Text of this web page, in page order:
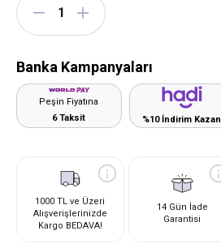
Banka Kampanyaları
Peşin Fiyatına
6 Taksit
%10 İndirim Kazan
1000 TL ve Üzeri
Alışverişlerinizde
Kargo BEDAVA!
14 Gün İade
Garantisi